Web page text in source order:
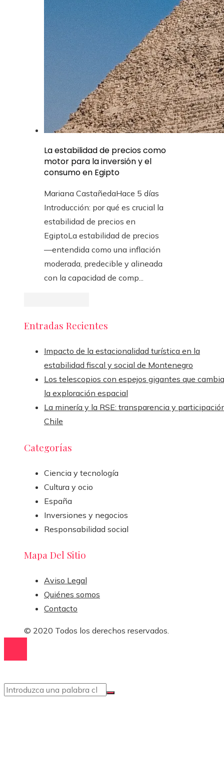
La estabilidad de precios como
motor para la inversión y el
consumo en Egipto
Mariana CastañedaHace 5 días
Introducción: por qué es crucial la
estabilidad de precios en
EgiptoLa estabilidad de precios
—entendida como una inflación
moderada, predecible y alineada
con la capacidad de comp...
Entradas Recientes
Impacto de la estacionalidad turística en la
estabilidad fiscal y social de Montenegro
Los telescopios con espejos gigantes que
la exploración espacial
La minería y la RSE: transparencia y
Chile
Categorías
Ciencia y tecnología
Cultura y ocio
España
Inversiones y negocios
Responsabilidad social
Mapa Del Sitio
Aviso Legal
Quiénes somos
Contacto
© 2020 Todos los derechos reservados.